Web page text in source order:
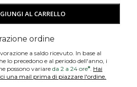
AL CARRELLO
ordine
a saldo ricevuto. In base al
lo precedono e al periodo dell'anno, i
possono variare da 2 a 24 ore* Hai
una mail prima di piazzare l'ordine.